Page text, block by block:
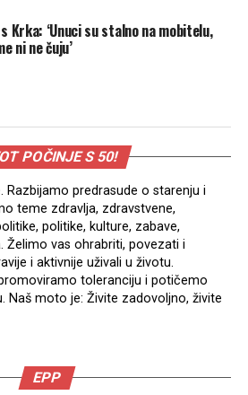
Krka: ‘Unuci su stalno na mobitelu,
ni ne čuju’
POČINJE S 50!
Razbijamo predrasude o starenju i
teme zdravlja, zdravstvene,
politike, kulture, zabave,
Želimo vas ohrabriti, povezati i
i aktivnije uživali u životu.
toleranciju i potičemo
Naš moto je: Živite zadovoljno, živite
EPP